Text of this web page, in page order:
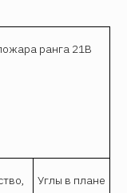
ранга 21В
Углы в плане